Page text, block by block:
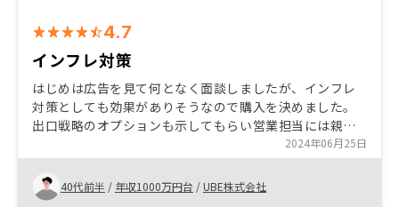
4.7
インフレ対策
はじめは広告を見て何となく面談しましたが、インフレ
対策としても効果がありそうなので購入を決めました。
出口戦略のオプションも示してもらい営業担当には親身
にご対応頂きました。 他のオーナーと交流できるイベン
トも非常に良いと思います。
2024年06月25日
40代前半 / 年収1000万円台 /UBE株式会社